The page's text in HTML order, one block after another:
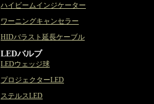
ハイビームインジケーター
ワーニングキャンセラー
HIDバラスト延長ケーブル
LEDバルブ
LEDウェッジ球
プロジェクターLED
ステルスLED